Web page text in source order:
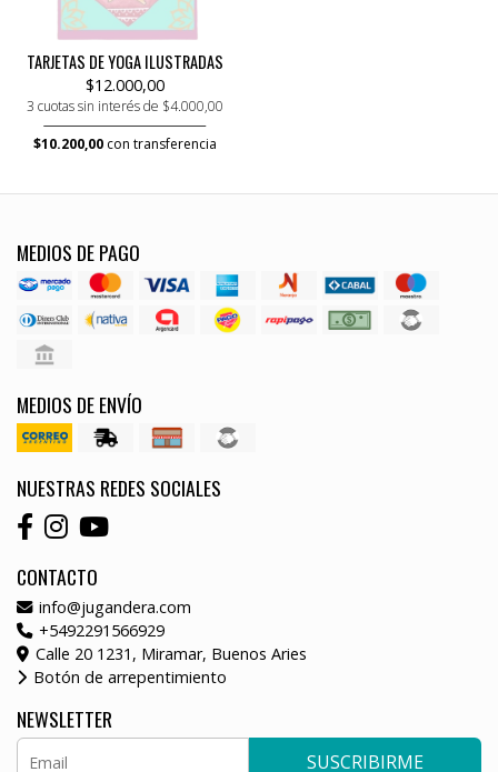
TARJETAS DE YOGA ILUSTRADAS
$12.000,00
3 cuotas sin interés de $4.000,00
$10.200,00con transferencia
MEDIOS DE PAGO
MEDIOS DE ENVÍO
NUESTRAS REDES SOCIALES
CONTACTO
info@jugandera.com
+5492291566929
Calle 20 1231, Miramar, Buenos Aries
Botón de arrepentimiento
NEWSLETTER
SUSCRIBIRME